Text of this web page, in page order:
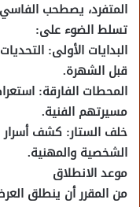
المتفرد، يصطحب
تسلط الضوء على:
البدايات الأولى:
قبل الشهرة.
المحطات الفارقة:
مسيرتهم الفنية.
خلف الستار: كشف
الشخصية والمهنية.
موعد الانطلاق